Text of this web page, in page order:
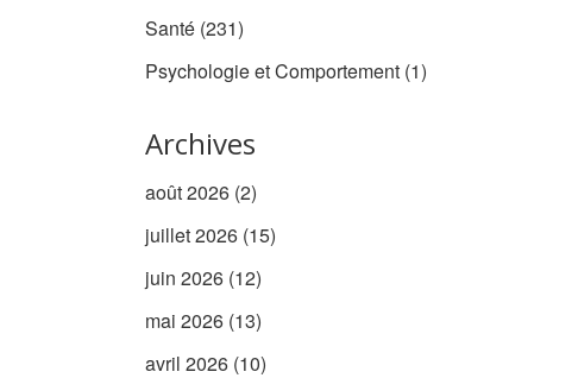
Santé (231)
Psychologie et Comportement (1)
Archives
août 2026 (2)
juillet 2026 (15)
juin 2026 (12)
mai 2026 (13)
avril 2026 (10)